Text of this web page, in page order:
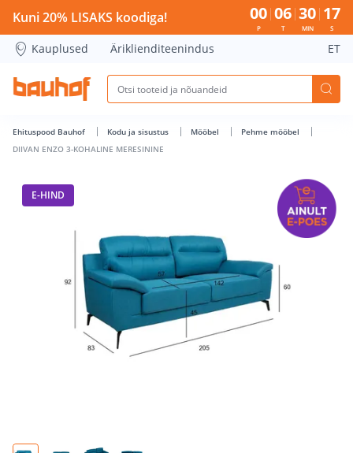
DIIVAN ENZO 3-KOHALINE MERESININE - Bauhof has loaded
Kuni 20% LISAKS koodiga! 00
P
06
T
30
MIN
17
S
Kauplused Äriklienditeenindus ET
Ehituspood Bauhof Kodu ja sisustus Mööbel
Pehme mööbel
DIIVAN ENZO 3-KOHALINE MERESININE
E-HIND